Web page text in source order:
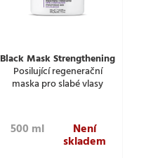
Black Mask Strengthening
Posilující regenerační
maska pro slabé vlasy
500 ml Není
skladem